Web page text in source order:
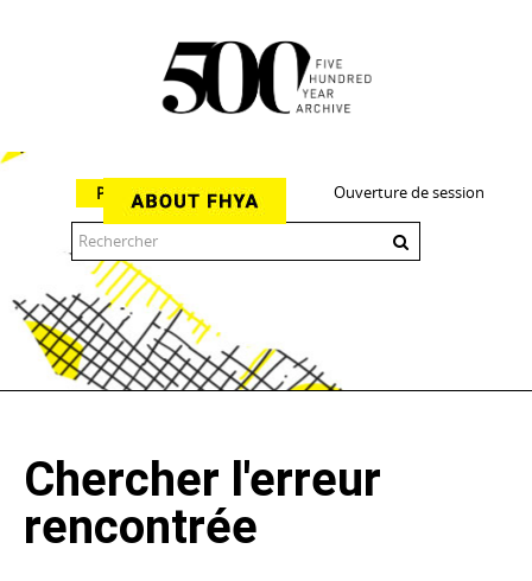
Ouverture de session
Parcourir
Chercher l'erreur
rencontrée